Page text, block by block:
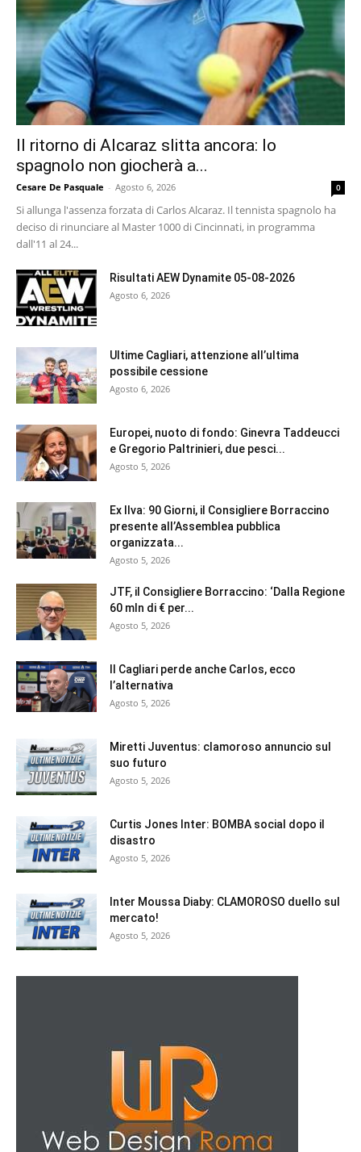
Il ritorno di Alcaraz slitta ancora: lo
spagnolo non giocherà a...
Cesare De Pasquale - Agosto 6, 2026 0
Si allunga l'assenza forzata di Carlos Alcaraz. Il tennista spagnolo ha
deciso di rinunciare al Master 1000 di Cincinnati, in programma
dall'11 al 24...
Risultati AEW Dynamite 05-08-2026
Agosto 6, 2026
Ultime Cagliari, attenzione all’ultima
possibile cessione
Agosto 6, 2026
Europei, nuoto di fondo: Ginevra Taddeucci
e Gregorio Paltrinieri, due pesci...
Agosto 5, 2026
Ex Ilva: 90 Giorni, il Consigliere Borraccino
presente all’Assemblea pubblica
organizzata...
Agosto 5, 2026
JTF, il Consigliere Borraccino: ‘Dalla Regione
60 mln di € per...
Agosto 5, 2026
Il Cagliari perde anche Carlos, ecco
l’alternativa
Agosto 5, 2026
Miretti Juventus: clamoroso annuncio sul
suo futuro
Agosto 5, 2026
Curtis Jones Inter: BOMBA social dopo il
disastro
Agosto 5, 2026
Inter Moussa Diaby: CLAMOROSO duello sul
mercato!
Agosto 5, 2026